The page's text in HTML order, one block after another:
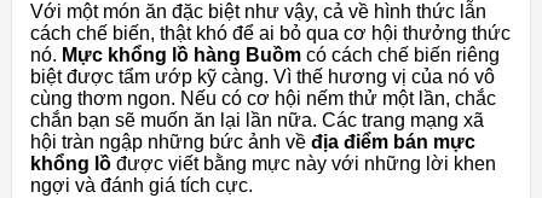
Với một món ăn đặc biệt như vậy, cả về hình thức lẫn
cách chế biến, thật khó để ai bỏ qua cơ hội thưởng thức
nó. Mực khổng lồ hàng Buồm có cách chế biến riêng
biệt được tẩm ướp kỹ càng. Vì thế hương vị của nó vô
cùng thơm ngon. Nếu có cơ hội nếm thử một lần, chắc
chắn bạn sẽ muốn ăn lại lần nữa. Các trang mạng xã
hội tràn ngập những bức ảnh về địa điểm bán mực
khổng lồ được viết bằng mực này với những lời khen
ngợi và đánh giá tích cực.